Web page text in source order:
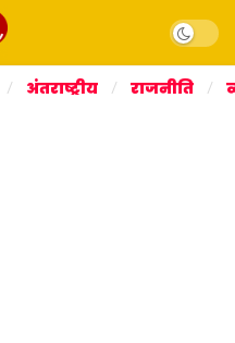
Dark
अंतराष्ट्रीय राजनीति